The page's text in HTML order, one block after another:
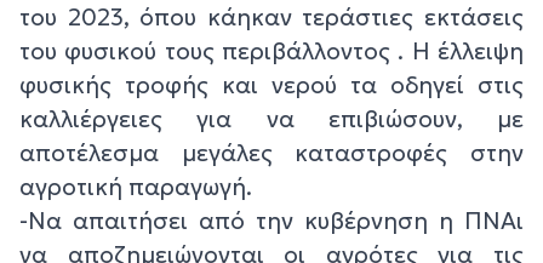
του 2023, όπου κάηκαν τεράστιες εκτάσεις
του φυσικού τους περιβάλλοντος . Η έλλειψη
φυσικής τροφής και νερού τα οδηγεί στις
καλλιέργειες για να επιβιώσουν, με
αποτέλεσμα μεγάλες καταστροφές στην
αγροτική παραγωγή.
-Να απαιτήσει από την κυβέρνηση η ΠΝΑι
να αποζημειώνονται οι αγρότες για τις